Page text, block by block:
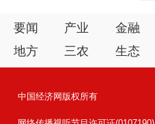
要闻 产业 金融
地方
三农 生态
中国经济网版权所有